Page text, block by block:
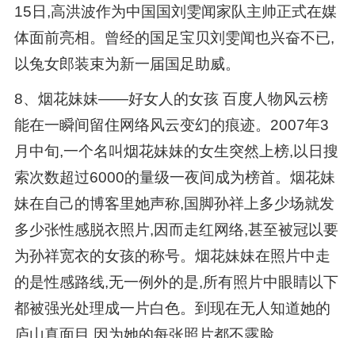
15日,高洪波作为中国国刘雯闻家队主帅正式在媒
体面前亮相。曾经的国足宝贝刘雯闻也兴奋不已,
以兔女郎装束为新一届国足助威。
8、烟花妹妹——好女人的女孩 百度人物风云榜
能在一瞬间留住网络风云变幻的痕迹。2007年3
月中旬,一个名叫烟花妹妹的女生突然上榜,以日搜
索次数超过6000的量级一夜间成为榜首。烟花妹
妹在自己的博客里她声称,国脚孙祥上多少场就发
多少张性感脱衣照片,因而走红网络,甚至被冠以要
为孙祥宽衣的女孩的称号。烟花妹妹在照片中走
的是性感路线,无一例外的是,所有照片中眼睛以下
都被强光处理成一片白色。到现在无人知道她的